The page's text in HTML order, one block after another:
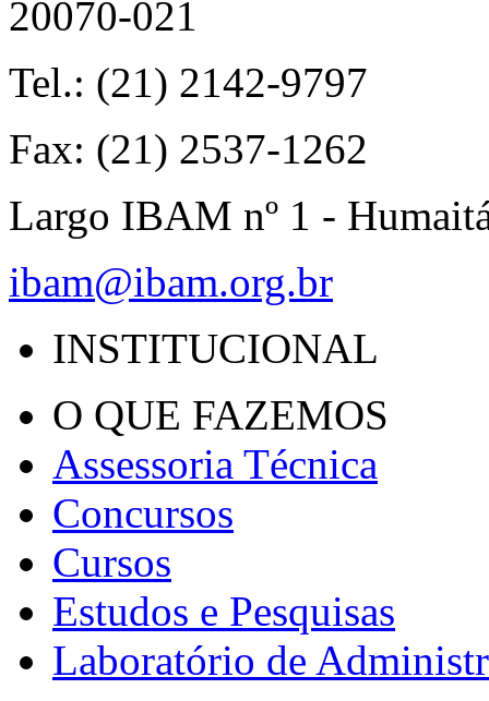
20070-021
Tel.: (21) 2142-9797
Fax: (21) 2537-1262
Largo IBAM nº 1 -
ibam@ibam.org.br
INSTITUCIONAL
O QUE FAZEMOS
Assessoria Técnica
Concursos
Cursos
Estudos e Pesquisas
Laboratório de